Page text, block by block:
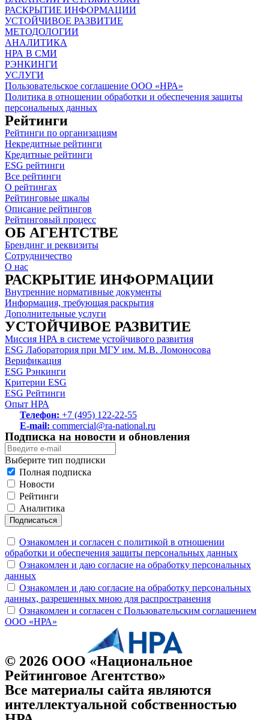
РАСКРЫТИЕ ИНФОРМАЦИИ
УСТОЙЧИВОЕ РАЗВИТИЕ
МЕТОДОЛОГИИ
АНАЛИТИКА
НРА В СМИ
РЭНКИНГИ
УСЛУГИ
Пользовательское соглашение ООО «НРА»
Политика в отношении обработки и обеспечения защиты
персональных данных
Рейтинги
Рейтинги по организациям
Некредитные рейтинги
Кредитные рейтинги
ESG рейтинги
Все рейтинги
О рейтингах
Рейтинговые шкалы
Описание рейтингов
Рейтинговый процесс
ОБ АГЕНТСТВЕ
Брендинг и реквизиты
Сотрудничество
О нас
РАСКРЫТИЕ ИНФОРМАЦИИ
Внутренние нормативные документы
Информация, требующая раскрытия
Дополнительные услуги
УСТОЙЧИВОЕ РАЗВИТИЕ
Миссия НРА в системе устойчивого развития
ESG Лаборатория при МГУ им. М.В. Ломоносова
Верификация
ESG Рэнкинги
Критерии ESG
ESG Рейтинги
Опыт НРА
Телефон: +7 (495) 122-22-55
E-mail: commercial@ra-national.ru
Подписка на новости и обновления
Выберите тип подписки
Полная подписка
Новости
Рейтинги
Аналитика
Подписаться
Ознакомлен и согласен с политикой в отношении
обработки и обеспечения защиты персональных данных
Ознакомлен и даю согласие на обработку персональных
данных
Ознакомлен и даю согласие на обработку персональных
данных, разрешенных мною для распространения
Ознакомлен и согласен с Пользовательским соглашением
ООО «НРА»
© 2026 ООО «Национальное
Рейтинговое Агентство»
Все материалы сайта являются
интеллектуальной собственностью